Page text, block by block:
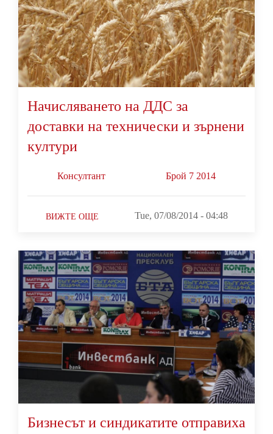
Начисляването на ДДС за
доставки на технически и зърнени
култури
Консултант Брой 7 2014
ВИЖТЕ ОЩЕ Tue, 07/08/2014 - 04:48
Бизнесът и синдикатите отправиха